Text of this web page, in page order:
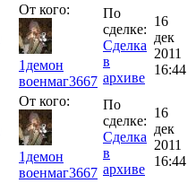
От кого:
1демон
военмаг3667
По
сделке:
Сделка
в
архиве
16
дек
2011
16:44
От кого:
1демон
военмаг3667
По
сделке:
Сделка
в
архиве
16
дек
2011
16:44